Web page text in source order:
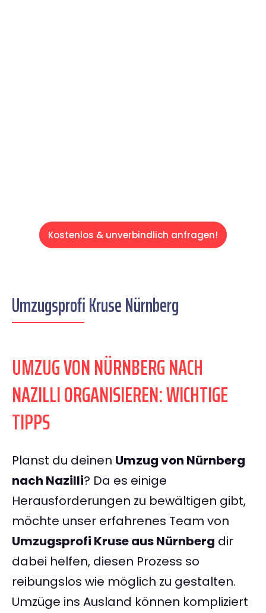
Kostenlos & unverbindlich anfragen!
Umzugsprofi Kruse Nürnberg
UMZUG VON NÜRNBERG NACH
NAZILLI ORGANISIEREN: WICHTIGE
TIPPS
Planst du deinen Umzug von Nürnberg
nach Nazilli? Da es einige
Herausforderungen zu bewältigen gibt,
möchte unser erfahrenes Team von
Umzugsprofi Kruse aus Nürnberg dir
dabei helfen, diesen Prozess so
reibungslos wie möglich zu gestalten.
Umzüge ins Ausland können kompliziert